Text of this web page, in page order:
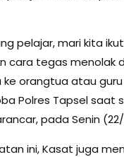
pelajar, mari kita
cara tegas menolak
orangtua atau guru
Polres Tapsel saat
pada Senin
ini, Kasat juga